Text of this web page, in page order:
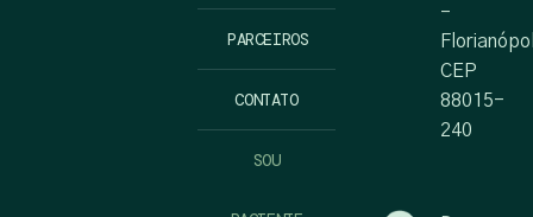
PARCEIROS
CONTATO
SOU
–
CEP
88015-
240